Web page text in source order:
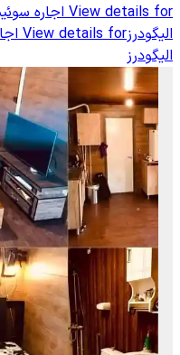
View details for اجاره
الیگودرزView details for
الیگودرز